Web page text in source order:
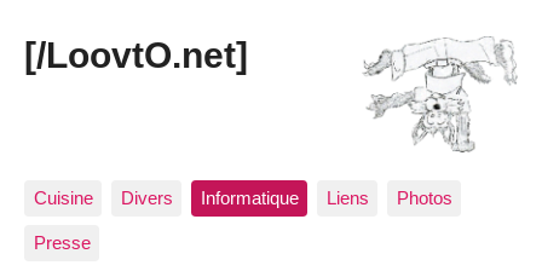
[/LoovtO.net]
Cuisine Divers Informatique Liens Photos
Presse